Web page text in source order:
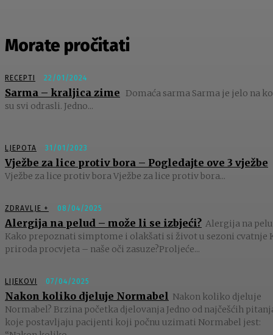
Morate pročitati
RECEPTI 22/01/2024
Sarma – kraljica zime
Domaća sarma Sarma je jelo na
su svi odrasli. Jedno...
LJEPOTA 31/01/2023
Vježbe za lice protiv bora – Pogledajte ove 3 vježbe
Vježbe za lice protiv bora Vježbe za lice protiv bora...
ZDRAVLJE + 08/04/2025
Alergija na pelud – može li se izbjeći? Alergija na
Kako prepoznati simptome i olakšati si život u sezoni cvatnje
priroda procvjeta – naše oči zasuze?Proljeće...
LIJEKOVI 07/04/2025
Nakon koliko djeluje Normabel Nakon koliko djeluje
Normabel? Brzina početka djelovanja Jedno od najčešćih
koje postavljaju pacijenti koji počnu uzimati Normabel jest: